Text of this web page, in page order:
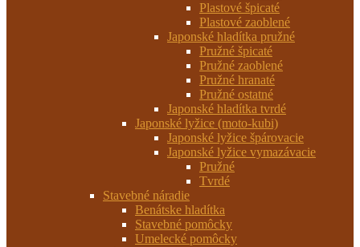
Plastové špicaté
Plastové zaoblené
Japonské hladítka pružné
Pružné špicaté
Pružné zaoblené
Pružné hranaté
Pružné ostatné
Japonské hladítka tvrdé
Japonské lyžice (moto-kubi)
Japonské lyžice špárovacie
Japonské lyžice vymazávacie
Pružné
Tvrdé
Stavebné náradie
Benátske hladítka
Stavebné pomôcky
Umelecké pomôcky